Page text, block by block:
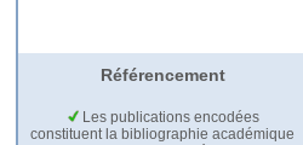
Référencement
Les publications encodées
constituent la bibliographie académique